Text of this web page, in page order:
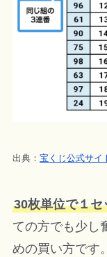
出典： 宝くじ公式サイ
30枚単位で１
ての方でも少し
めの買い方です。